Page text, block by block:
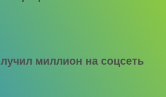
миллион на соцсеть